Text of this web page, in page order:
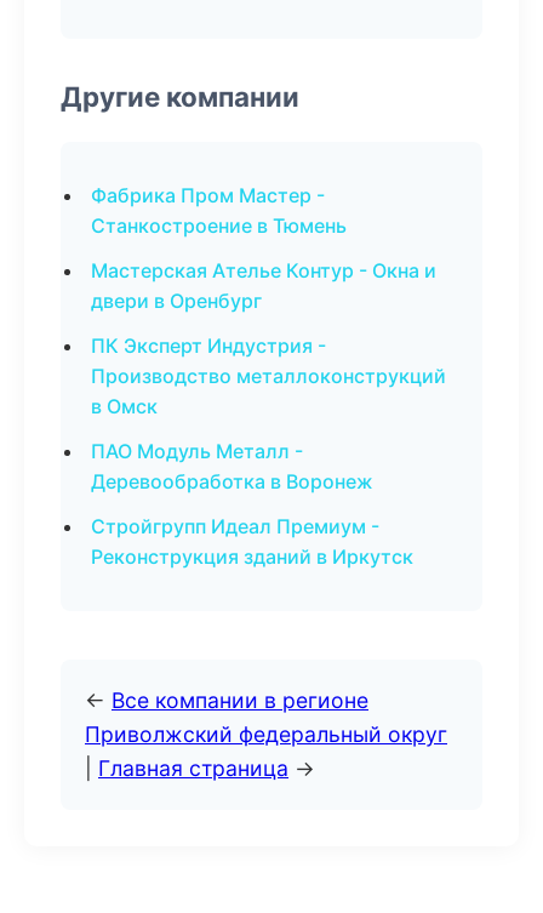
Другие компании
Фабрика Пром Мастер -
Станкостроение в Тюмень
Мастерская Ателье Контур - Окна и
двери в Оренбург
ПК Эксперт Индустрия -
Производство металлоконструкций
в Омск
ПАО Модуль Металл -
Деревообработка в Воронеж
Стройгрупп Идеал Премиум -
Реконструкция зданий в Иркутск
← Все компании в регионе
Приволжский федеральный округ
Главная страница →